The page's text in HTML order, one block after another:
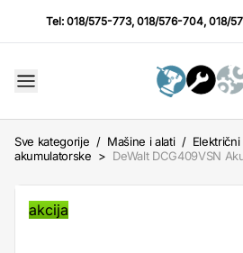
Tel:018/575-773,018/576-704,018/
Sve kategorije / Mašine i alati / Električni
akumulatorske > DeWalt DCG409VSN
akcija